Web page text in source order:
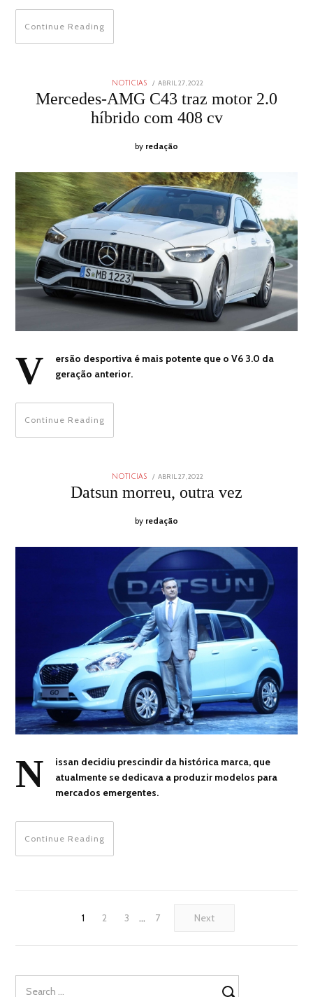
Continue Reading
NOTICIAS
POSTED
ON
ABRIL 27, 2022
2022
Mercedes-AMG C43 traz motor 2.0
híbrido com 408 cv
by redação
V
ersão desportiva é mais potente que o V6 3.0 da
geração anterior.
Continue Reading
NOTICIAS
POSTED
ABRIL 27, 2022
2022
Datsun morreu, outra vez
by redação
N
issan decidiu prescindir da histórica marca, que
atualmente se dedicava a produzir modelos para
mercados emergentes.
Continue Reading
1 2 3 … 7 Next